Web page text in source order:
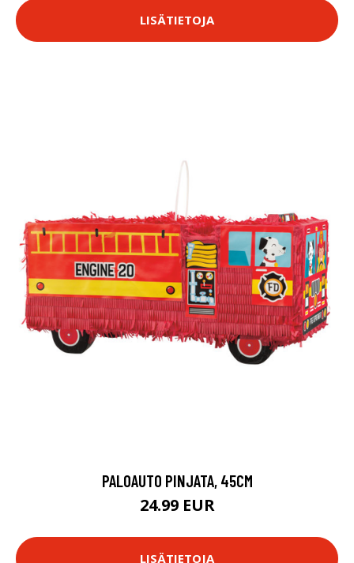
LISÄTIETOJA
PALOAUTO PINJATA, 45CM
24.99 EUR
LISÄTIETOJA